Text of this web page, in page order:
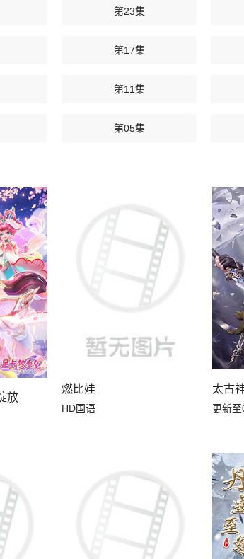
第23集
第17集
第11集
第05集
放
燃比娃
HD国语
太古
更新